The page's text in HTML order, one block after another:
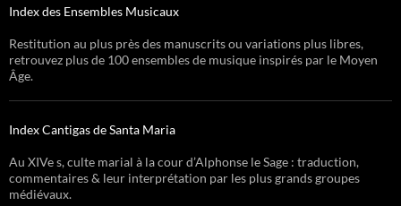
Index des Ensembles Musicaux
Restitution au plus près des manuscrits ou variations plus libres,
retrouvez plus de 100 ensembles de musique inspirés par le Moyen
Âge.
Index Cantigas de Santa Maria
Au XIVe s, culte marial à la cour d’Alphonse le Sage : traduction,
commentaires & leur interprétation par les plus grands groupes
médiévaux.